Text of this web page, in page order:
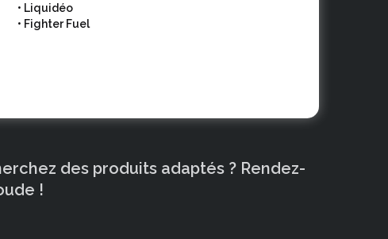
• Liquidéo
• Fighter Fuel
des produits adaptés ? Rendez-
!